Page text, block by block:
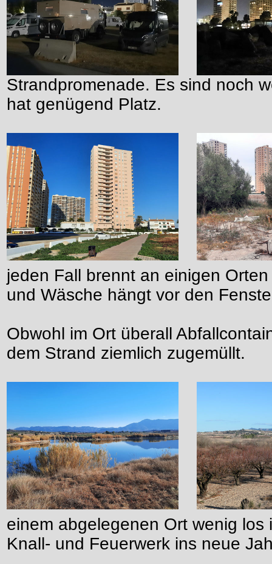
Strandpromenade. Es sind noch
hat genügend Platz.
jeden Fall brennt an einigen
und Wäsche hängt vor den
Obwohl im Ort überall
dem Strand ziemlich zugemüllt.
einem abgelegenen Ort wenig
Knall- und Feuerwerk ins neue